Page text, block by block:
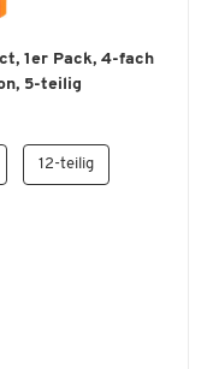
1er Pack, 4-fach
5-teilig
12-teilig